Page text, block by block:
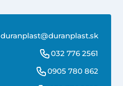
duranplast@duranplast.sk
032 776 2561
0905 780 862